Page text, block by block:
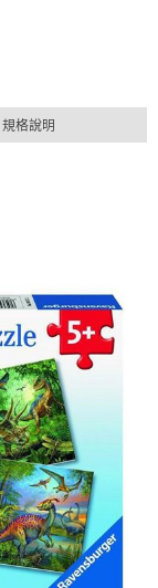
規格說明